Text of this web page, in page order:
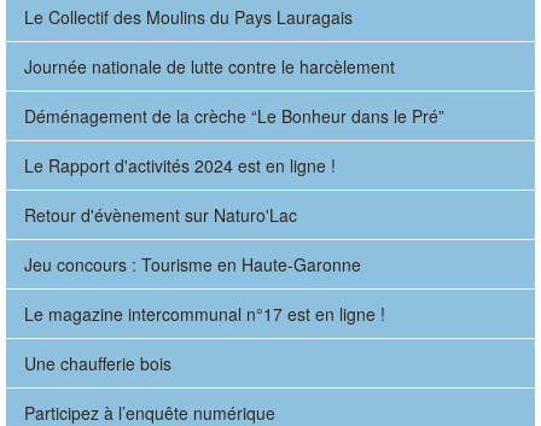
Le Collectif des Moulins du Pays Lauragais
Journée nationale de lutte contre le harcèlement
Déménagement de la crèche “Le Bonheur dans le Pré”
Le Rapport d'activités 2024 est en ligne !
Retour d'évènement sur Naturo'Lac
Jeu concours : Tourisme en Haute-Garonne
Le magazine intercommunal n°17 est en ligne !
Une chaufferie bois
Participez à l’enquête numérique